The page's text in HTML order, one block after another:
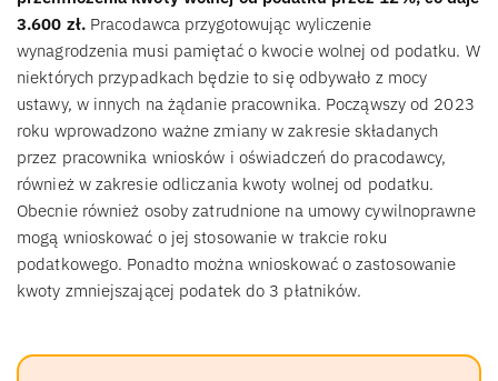
3.600 zł.Pracodawca przygotowując wyliczenie
wynagrodzenia musi pamiętać o kwocie wolnej od podatku. W
niektórych przypadkach będzie to się odbywało z mocy
ustawy, w innych na żądanie pracownika. Począwszy od 2023
roku wprowadzono ważne zmiany w zakresie składanych
przez pracownika wniosków i oświadczeń do pracodawcy,
również w zakresie odliczania kwoty wolnej od podatku.
Obecnie również osoby zatrudnione na umowy cywilnoprawne
mogą wnioskować o jej stosowanie w trakcie roku
podatkowego. Ponadto można wnioskować o zastosowanie
kwoty zmniejszającej podatek do 3 płatników.